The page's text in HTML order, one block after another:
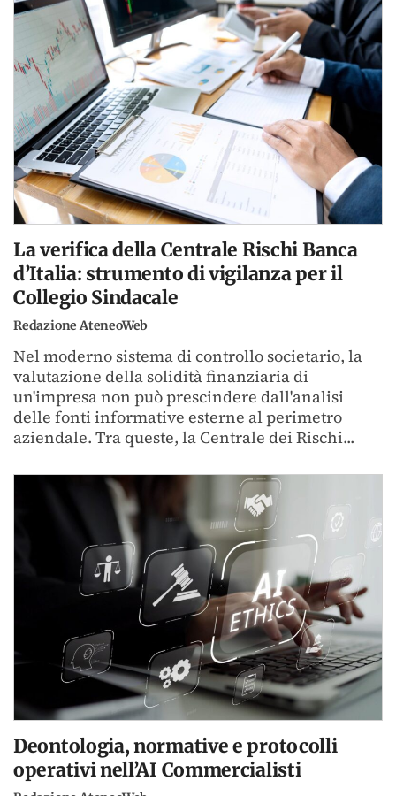
La verifica della Centrale Rischi Banca
d’Italia: strumento di vigilanza per il
Collegio Sindacale
Redazione AteneoWeb
Nel moderno sistema di controllo societario, la
valutazione della solidità finanziaria di
un'impresa non può prescindere dall'analisi
delle fonti informative esterne al perimetro
aziendale. Tra queste, la Centrale dei Rischi...
Deontologia, normative e protocolli
operativi nell’AI Commercialisti